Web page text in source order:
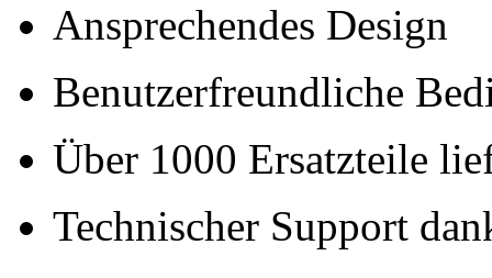
Ansprechendes Design
Benutzerfreundliche
Über 1000 Ersatzteile
Technischer Support